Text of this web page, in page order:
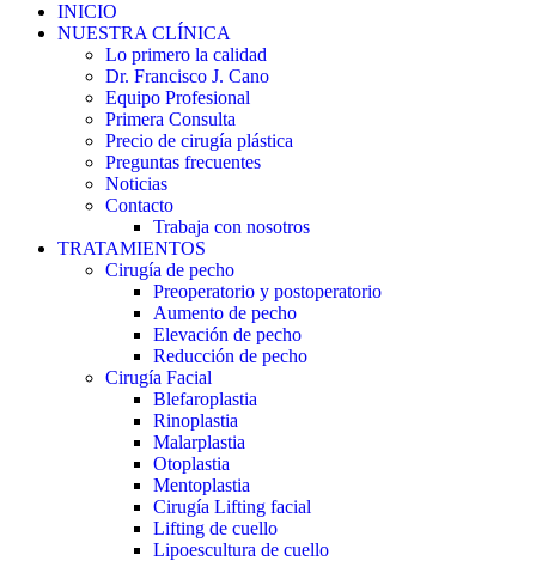
INICIO
NUESTRA CLÍNICA
Lo primero la calidad
Dr. Francisco J. Cano
Equipo Profesional
Primera Consulta
Precio de cirugía plástica
Preguntas frecuentes
Noticias
Contacto
Trabaja con nosotros
TRATAMIENTOS
Cirugía de pecho
Preoperatorio y postoperatorio
Aumento de pecho
Elevación de pecho
Reducción de pecho
Cirugía Facial
Blefaroplastia
Rinoplastia
Malarplastia
Otoplastia
Mentoplastia
Cirugía Lifting facial
Lifting de cuello
Lipoescultura de cuello